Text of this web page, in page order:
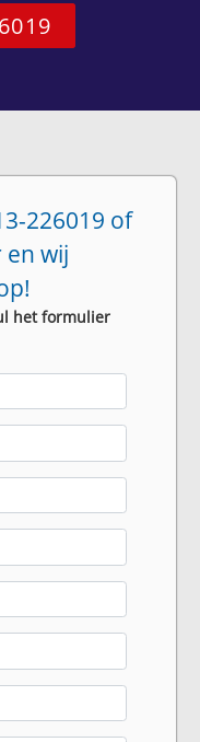
226019 of
wij
het formulier